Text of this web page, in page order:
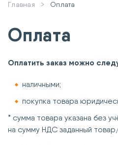
Главная Оплата
Оплата
Оплатить заказ можно
наличными;
покупка товара
* сумма товара указана без
на сумму НДС заданный